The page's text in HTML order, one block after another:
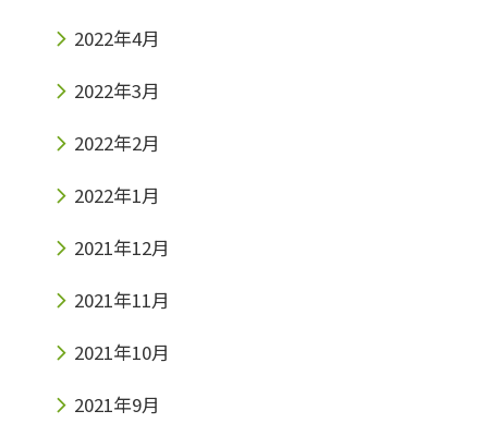
2022年4月
2022年3月
2022年2月
2022年1月
2021年12月
2021年11月
2021年10月
2021年9月